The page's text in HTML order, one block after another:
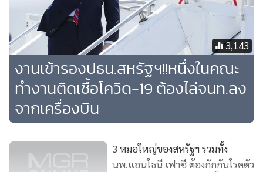
ประธานาธิบดี ทรัมป์ ถูกตรวจพบว่าติดเชื้อไวรัสโคโรนาสายพันธุ์
เพนซ์และทรัมป์ ปฏิเสธสวมหน้ากากมาตลอด แม้ศูนย์ควบคุม
และป้องกันโรค (ซีดีซี) ได้ออกคำแนะนำระบุว่า การสวม
หน้ากากปกปิดใบหน้าจะช่วยป้องกันการแพร่ระบาดของไวรัส
โคโรนาสายพันธุ์ใหม่ โดยเฉพาะ ทรัมป์ นั้นไม่มีความคิดสวม
หน้ากากแม้แต่น้อย โดยหลังจากซีดีซีออกคำแนะนำเรื่อง
หน้ากากได้ไม่นานในเดือนเมษายน ประธานาธิบดีรายนี้บอกว่า
“ผมไม่คิดว่าผมจะใส่”
3,143
งานเข้ารองปธน.สหรัฐฯ!!หนึ่งในคณะ
ทำงานติดเชื้อโควิด-19 ต้องไล่จนท.ลง
จากเครื่องบิน
3 หมอใหญ่ของสหรัฐฯ รวมทั้ง
นพ.แอนโธนี เฟาซี ต้องกักกันโรคตัว